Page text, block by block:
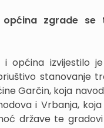
zgrade se
i općina izvijestilo
stanovanje
Garčin, koja
i Vrbanja,
države te gradovi